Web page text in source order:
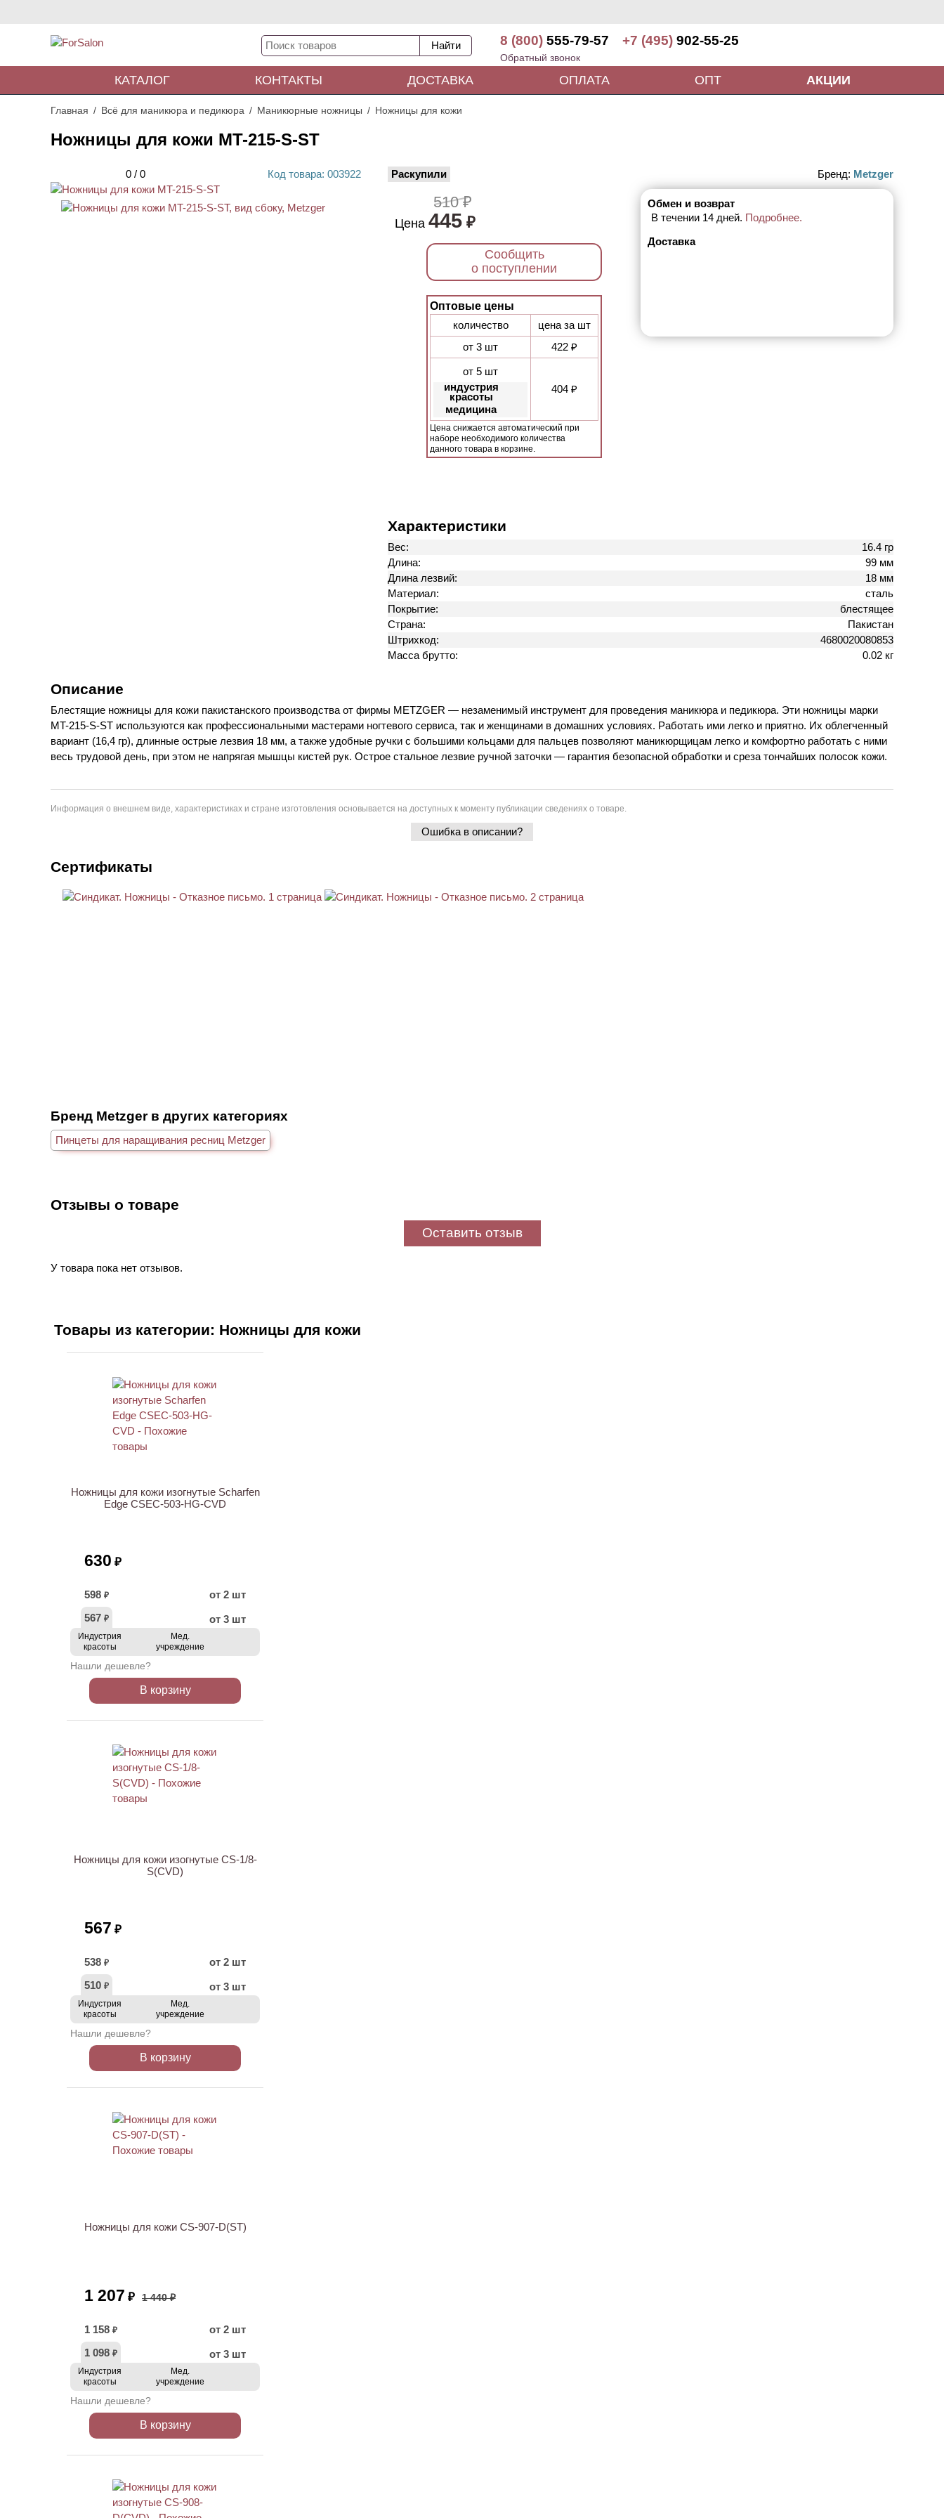
8 (800) 555-79-57 +7 (495) 902-55-25
Обратный звонок
КАТАЛОГ КОНТАКТЫ ДОСТАВКА ОПЛАТА ОПТ АКЦИИ
Главная Всё для маникюра и педикюра Маникюрные ножницы Ножницы для кожи
Ножницы для кожи MT-215-S-ST
0 / 0 Код товара: 003922 Раскупили Бренд: Metzger
510 ₽
Цена 445 ₽
Сообщить
о поступлении
Оптовые цены
количество
цена за шт
от 3 шт
422 ₽
от 5 шт
индустрия
красоты
медицина
404 ₽
Цена снижается автоматический при
наборе необходимого количества
данного товара в корзине.
Обмен и возврат
В течении 14 дней. Подробнее.
Доставка
Характеристики
Вес:
16.4 гр
Длина:
99 мм
Длина лезвий:
18 мм
Материал:
сталь
Покрытие:
блестящее
Страна:
Пакистан
Штрихкод:
4680020080853
Масса брутто:
0.02 кг
Описание
Блестящие ножницы для кожи пакистанского производства от фирмы METZGER — незаменимый инструмент для проведения маникюра и педикюра. Эти ножницы марки
MT-215-S-ST используются как профессиональными мастерами ногтевого сервиса, так и женщинами в домашних условиях. Работать ими легко и приятно. Их облегченный
вариант (16,4 гр), длинные острые лезвия 18 мм, а также удобные ручки с большими кольцами для пальцев позволяют маникюрщицам легко и комфортно работать с ними
весь трудовой день, при этом не напрягая мышцы кистей рук. Острое стальное лезвие ручной заточки — гарантия безопасной обработки и среза тончайших полосок кожи.
Информация о внешнем виде, характеристиках и стране изготовления основывается на доступных к моменту публикации сведениях о товаре.
Ошибка в описании?
Сертификаты
Бренд Metzger в других категориях
Пинцеты для наращивания ресниц Metzger
Отзывы о товаре
Оставить отзыв
У товара пока нет отзывов.
Товары из категории: Ножницы для кожи
Ножницы для кожи изогнутые Scharfen
Edge CSEC-503-HG-CVD
630 ₽
598 ₽
от 2 шт
567 ₽ от 3 шт
Индустрия
красоты
Мед.
учреждение
Нашли дешевле?
В корзину
Ножницы для кожи изогнутые CS-1/8-
S(CVD)
567 ₽
538 ₽
от 2 шт
510 ₽ от 3 шт
Индустрия
красоты
Мед.
учреждение
Нашли дешевле?
В корзину
Ножницы для кожи СS-907-D(ST)
1 207 ₽ 1 440 ₽
1 158 ₽
от 2 шт
1 098 ₽ от 3 шт
Индустрия
красоты
Мед.
учреждение
Нашли дешевле?
В корзину